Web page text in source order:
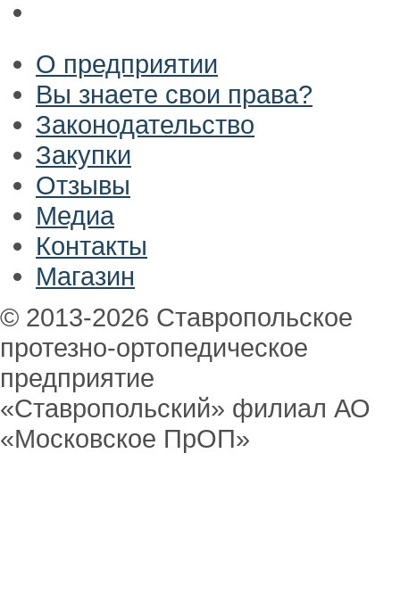
О предприятии
Вы знаете свои права?
Законодательство
Закупки
Отзывы
Медиа
Контакты
Магазин
© 2013-2026 Ставропольское
протезно-ортопедическое
предприятие
«Ставропольский» филиал АО
«Московское ПрОП»